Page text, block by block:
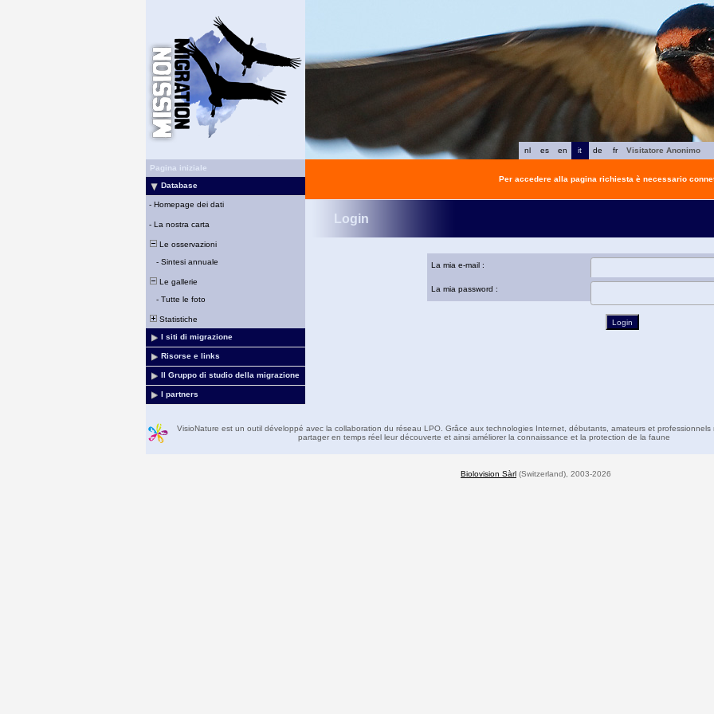
fr
de
it
en
es
nl
Visitatore Anonimo
Pagina iniziale
Database
- Homepage dei dati
- La nostra carta
Le osservazioni
- Sintesi annuale
Le gallerie
- Tutte le foto
Statistiche
I siti di migrazione
Risorse e links
Il Gruppo di studio della migrazione
I partners
Per accedere alla pagina richiesta è necessario
Login
La mia e-mail :
La mia password :
VisioNature est un outil développé avec la collaboration du réseau LPO. Grâce aux technologies Internet, débutants, amateurs et professionnels
partager en temps réel leur découverte et ainsi améliorer la connaissance et la protection de la faune
Biolovision Sàrl (Switzerland), 2003-2026